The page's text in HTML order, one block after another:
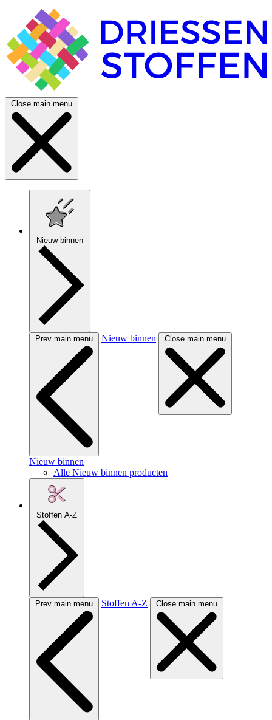
Close main menu
Nieuw binnen
Prev main menu Nieuw binnen Close main menu
Nieuw binnen
Alle Nieuw binnen producten
Stoffen A-Z
Prev main menu Stoffen A-Z Close main menu